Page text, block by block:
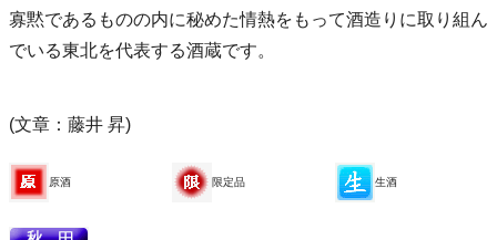
寡黙であるものの内に秘めた情熱をもって酒造りに取り組ん
でいる東北を代表する酒蔵です。
(文章：藤井 昇)
原酒 限定品 生酒